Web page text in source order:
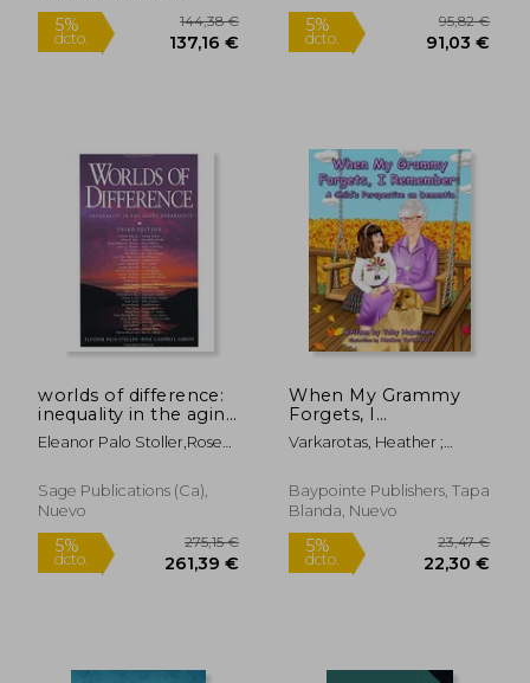
5%
dcto.
worlds of difference:
inequality in the aging
experience (en
Inglés)
Eleanor Palo Stoller,rose
Sage Publications (ca),
Nuevo
When My Grammy
Forgets, I
Remember: A Child's
Perspective on
Varkarotas, Heather ;
Baypointe Publishers, Tapa
Blanda, Nuevo